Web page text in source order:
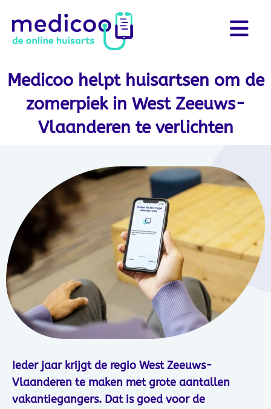
Medicoo helpt huisartsen om de
zomerpiek in West Zeeuws-
Vlaanderen te verlichten
Ieder jaar krijgt de regio West Zeeuws-
Vlaanderen te maken met grote aantallen
vakantiegangers. Dat is goed voor de